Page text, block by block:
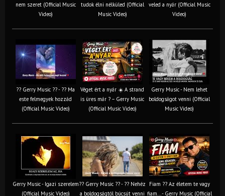
nem szeret (Official Music
Video)
tudok élni nélküled (Official
Music Video)
veled a nyár (Official Music
Video)
?? Gerry Music ?? - ?? Ma
este felmegyek hozzád
(Official Music Video)
Véget ért a nyár ☀️ A strand
is üres már ? – Gerry Music
(Official Music Video)
Gerry Music - Nem lehet
boldogságot venni (Official
Music Video)
Gerry Music - Igazi szerelem
(Official Music Video)
?? Gerry Music ?? - ?? Nehéz
a boldogságtól búcsút venni
Fiam ?‍? Az életem te vagy
fiam... - Gerry Music (Official